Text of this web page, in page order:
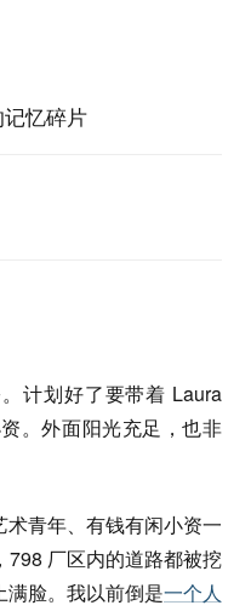
忆碎片
计划好了要带着 Laura
。外面阳光充足，也非
青年、有钱有闲小资一
厂区内的道路都被挖
脸。我以前倒是一个人